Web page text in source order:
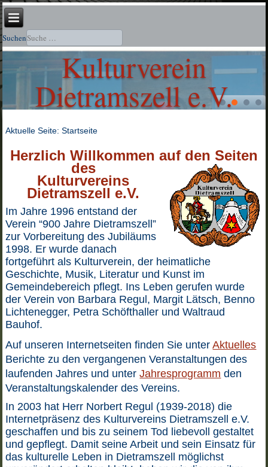
Suchen
Kulturverein
Dietramszell e.V.
Aktuelle Seite:Startseite
Herzlich Willkommen auf den Seiten
des
Kulturvereins
Dietramszell e.V.
Im Jahre 1996 entstand der
Verein “900 Jahre Dietramszell”
zur Vorbereitung des Jubiläums
1998. Er wurde danach
fortgeführt als Kulturverein, der heimatliche
Geschichte, Musik, Literatur und Kunst im
Gemeindebereich pflegt. Ins Leben gerufen wurde
der Verein von Barbara Regul, Margit Lätsch, Benno
Lichtenegger, Petra Schöfthaller und Waltraud
Bauhof.
Auf unseren Internetseiten finden Sie unterAktuelles
Berichte zu den vergangenen Veranstaltungen des
laufenden Jahres und unterJahresprogramm den
Veranstaltungskalender des Vereins.
In 2003 hat Herr Norbert Regul (1939-2018) die
Internetpräsenz des Kulturvereins Dietramszell e.V.
geschaffen und bis zu seinem Tod liebevoll gestaltet
und gepflegt. Damit seine Arbeit und sein Einsatz für
das kulturelle Leben in Dietramszell möglichst